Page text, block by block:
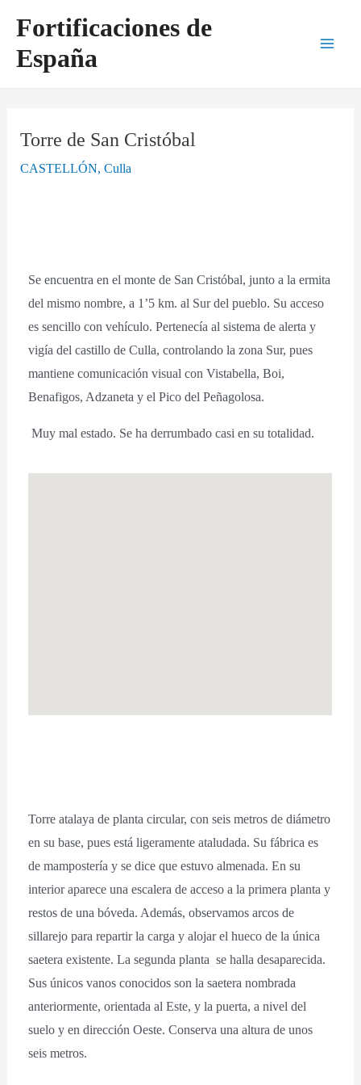
contenido
Fortificaciones de
España
Torre de San Cristóbal
CASTELLÓN,Culla
Se encuentra en el monte de San Cristóbal, junto a la ermita
del mismo nombre, a 1’5 km. al Sur del pueblo. Su acceso
es sencillo con vehículo. Pertenecía al sistema de alerta y
vigía del castillo de Culla, controlando la zona Sur, pues
mantiene comunicación visual con Vistabella, Boi,
Benafigos, Adzaneta y el Pico del Peñagolosa.
Muy mal estado. Se ha derrumbado casi en su totalidad.
Torre atalaya de planta circular, con seis metros de diámetro
en su base, pues está ligeramente ataludada. Su fábrica es
de mampostería y se dice que estuvo almenada. En su
interior aparece una escalera de acceso a la primera planta y
restos de una bóveda. Además, observamos arcos de
sillarejo para repartir la carga y alojar el hueco de la única
saetera existente. La segunda planta se halla desaparecida.
Sus únicos vanos conocidos son la saetera nombrada
anteriormente, orientada al Este, y la puerta, a nivel del
suelo y en dirección Oeste. Conserva una altura de unos
seis metros.
de
entradas